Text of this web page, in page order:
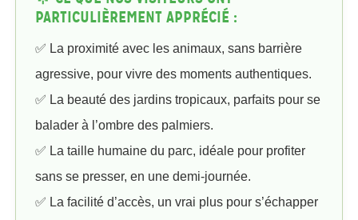
PARTICULIÈREMENT APPRÉCIÉ :
✅ La proximité avec les animaux, sans barrière
agressive, pour vivre des moments authentiques.
✅ La beauté des jardins tropicaux, parfaits pour se
balader à l’ombre des palmiers.
✅ La taille humaine du parc, idéale pour profiter
sans se presser, en une demi-journée.
✅ La facilité d’accès, un vrai plus pour s’échapper